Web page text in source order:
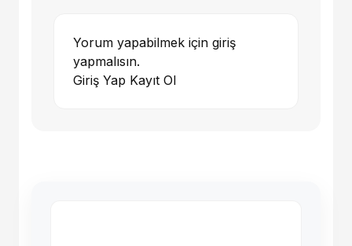
Yorum yapabilmek için giriş
yapmalısın.
Giriş Yap Kayıt Ol